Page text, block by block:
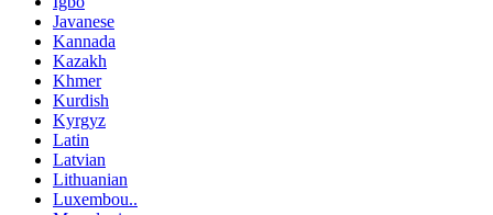
Javanese
Kannada
Kazakh
Khmer
Kurdish
Kyrgyz
Latin
Latvian
Lithuanian
Luxembou..